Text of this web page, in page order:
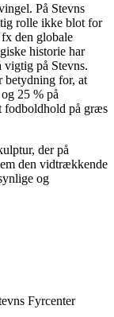
På Stevns
rolle ikke blot for
den globale
historie har
på Stevns.
betydning for, at
25 % på
fodboldhold på græs
der på
den vidtrækkende
og
Fyrcenter